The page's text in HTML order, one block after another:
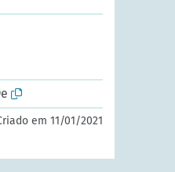
em 11/01/2021